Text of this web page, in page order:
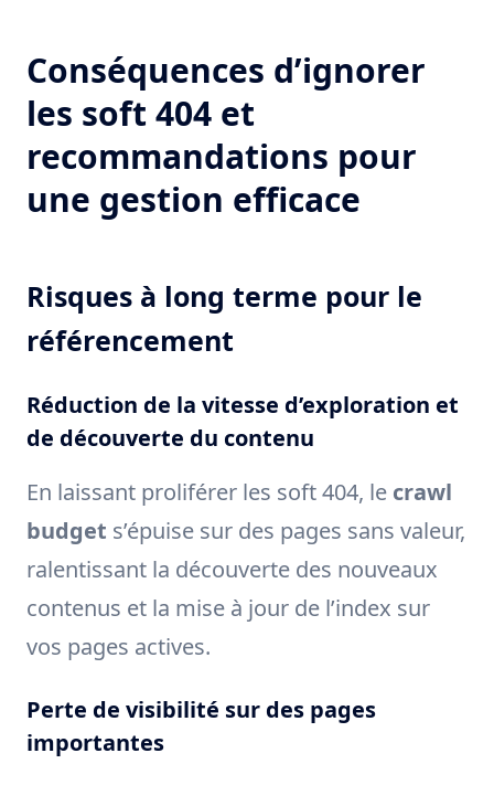
Conséquences d’ignorer
les soft 404 et
recommandations pour
une gestion efficace
Risques à long terme pour le
référencement
Réduction de la vitesse d’exploration et
de découverte du contenu
En laissant proliférer les soft 404, le crawl
budget s’épuise sur des pages sans valeur,
ralentissant la découverte des nouveaux
contenus et la mise à jour de l’index sur
vos pages actives.
Perte de visibilité sur des pages
importantes